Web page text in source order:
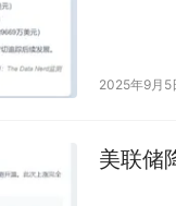
2025年9月5
美联储